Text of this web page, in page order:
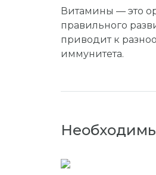
Витамины — это
правильного
приводит к
иммунитета.